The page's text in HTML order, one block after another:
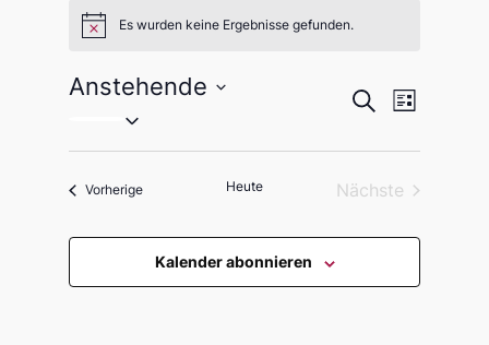
HinweisEs wurden keine Ergebnisse gefunden.
Suche
und
SucheListe
Anstehende
Datum
wählen.
VorherigeVeranstaltungenHeute
Nächste
Kalender abonnieren